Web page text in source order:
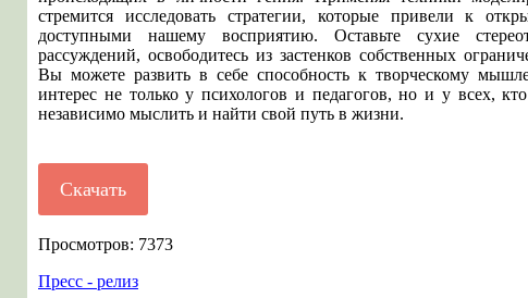
стремится исследовать стратегии, которые привели к
доступными нашему восприятию. Оставьте сухие
рассуждений, освободитесь из застенков собственных
Вы можете развить в себе способность к творческому
интерес не только у психологов и педагогов, но и у всех, кто
независимо мыслить и найти свой путь в жизни.
Скачать
Просмотров: 7373
Пресс - релиз